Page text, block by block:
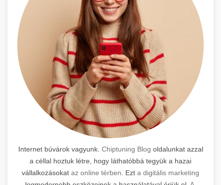
Internet búvárok vagyunk. Chiptuning Blog oldalunkat azzal
a céllal hoztuk létre, hogy láthatóbbá tegyük a hazai
vállalkozásokat az online térben . Ezt a digitális marketing